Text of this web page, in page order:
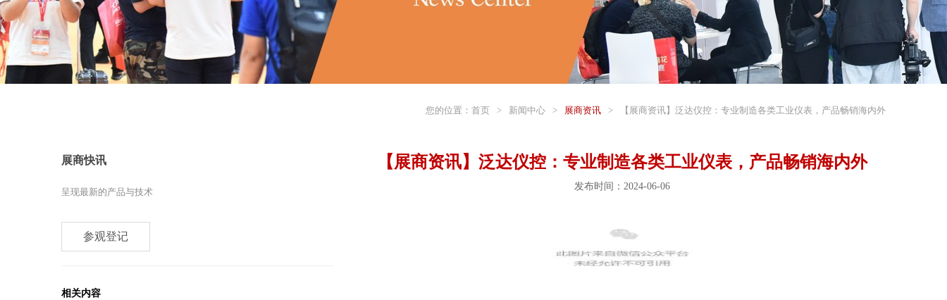
您的位置： 首页 > 新闻中心 > 展商资讯 > 【展商资讯】泛达仪控：专业制造各类工业仪表，产品畅销海内外
展商快讯
呈现最新的产品与技术
参观登记
相关内容
【展商资讯】泛达仪控：专业制造各类工业仪表，产品畅销海内外
发布时间：2024-06-06